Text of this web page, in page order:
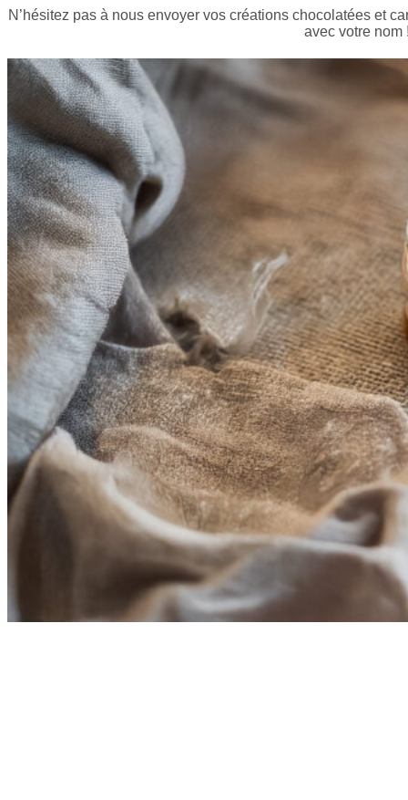
N’hésitez pas à nous envoyer vos créations chocolatées et
avec votre nom